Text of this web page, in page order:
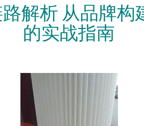
解析 从品牌构
的实战指南